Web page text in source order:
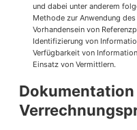
und dabei unter anderem
Methode zur Anwendung
Vorhandensein von
Identifizierung von
Verfügbarkeit von
Einsatz von Vermittlern.
Dokumentation